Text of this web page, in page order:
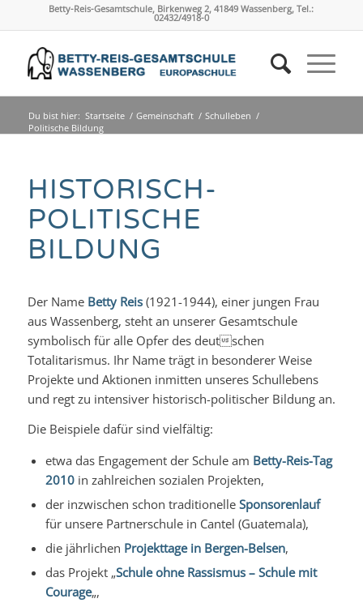
Betty-Reis-Gesamtschule, Birkenweg 2, 41849 Wassenberg, Tel.:
02432/4918-0
Du bist hier: Startseite / Gemeinschaft / Schulleben /
Politische Bildung
HISTORISCH-
POLITISCHE
BILDUNG
Der Name Betty Reis(1921-1944), einer jungen Frau
aus Wassenberg, steht an unserer Gesamtschule
symbolisch für alle Opfer des deutschen
Totalitarismus. Ihr Name trägt in besonderer Weise
Projekte und Aktionen inmitten unseres Schullebens
und regt zu intensiver historisch-politischer Bildung an.
Die Beispiele dafür sind vielfältig:
etwa das Engagement der Schule am Betty-Reis-Tag
2010in zahlreichen sozialen Projekten,
der inzwischen schon traditionelle Sponsorenlauf
für unsere Partnerschule in Cantel (Guatemala),
die jährlichen Projekttage in Bergen-Belsen,
das Projekt „Schule ohne Rassismus – Schule mit
Courage„,